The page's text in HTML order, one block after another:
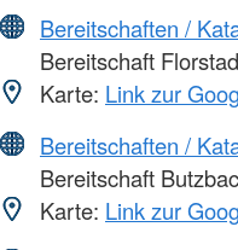
Bereitschaften /
Bereitschaft
Karte: Link zur
Bereitschaften /
Bereitschaft
Karte: Link zur